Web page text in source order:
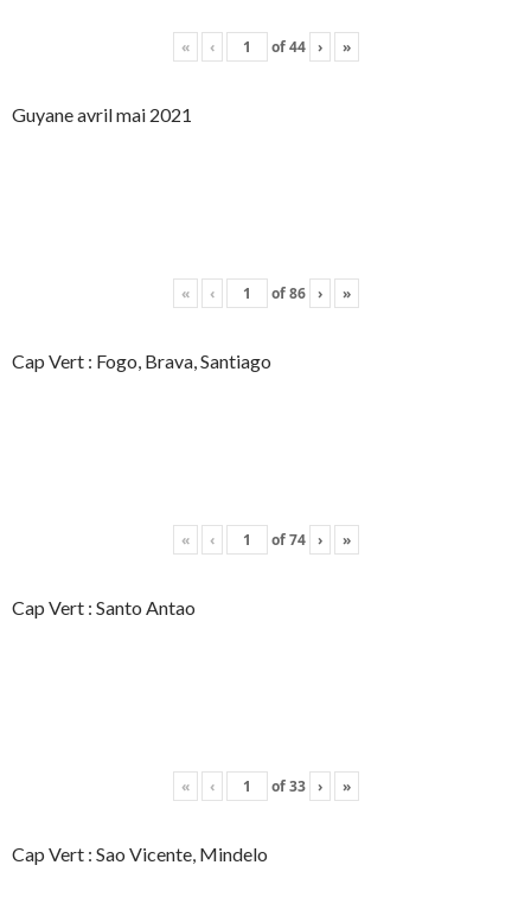
« ‹ of44 › »
Guyane avril mai 2021
« ‹ of86 › »
Cap Vert : Fogo, Brava, Santiago
« ‹ of74 › »
Cap Vert : Santo Antao
« ‹ of33 › »
Cap Vert : Sao Vicente, Mindelo